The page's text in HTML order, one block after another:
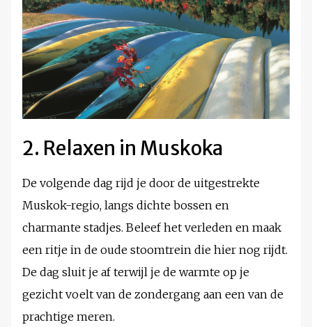
2. Relaxen in Muskoka
De volgende dag rijd je door de uitgestrekte
Muskok-regio, langs dichte bossen en
charmante stadjes. Beleef het verleden en maak
een ritje in de oude stoomtrein die hier nog rijdt.
De dag sluit je af terwijl je de warmte op je
gezicht voelt van de zondergang aan een van de
prachtige meren.